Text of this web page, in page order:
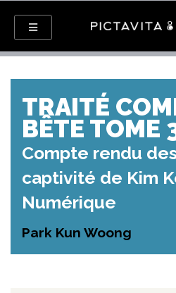
TRAITÉ
BÊTE TOME
Compte rendu
captivité de Kim
Numérique
Park Kun Woong